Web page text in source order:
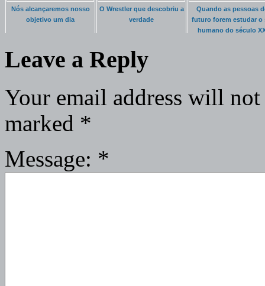
Nós alcançaremos nosso
objetivo um dia
O Wrestler que descobriu a
verdade
Quando as pessoas
futuro forem estudar o
humano do século
Leave a Reply
Your email address will
marked *
Message: *